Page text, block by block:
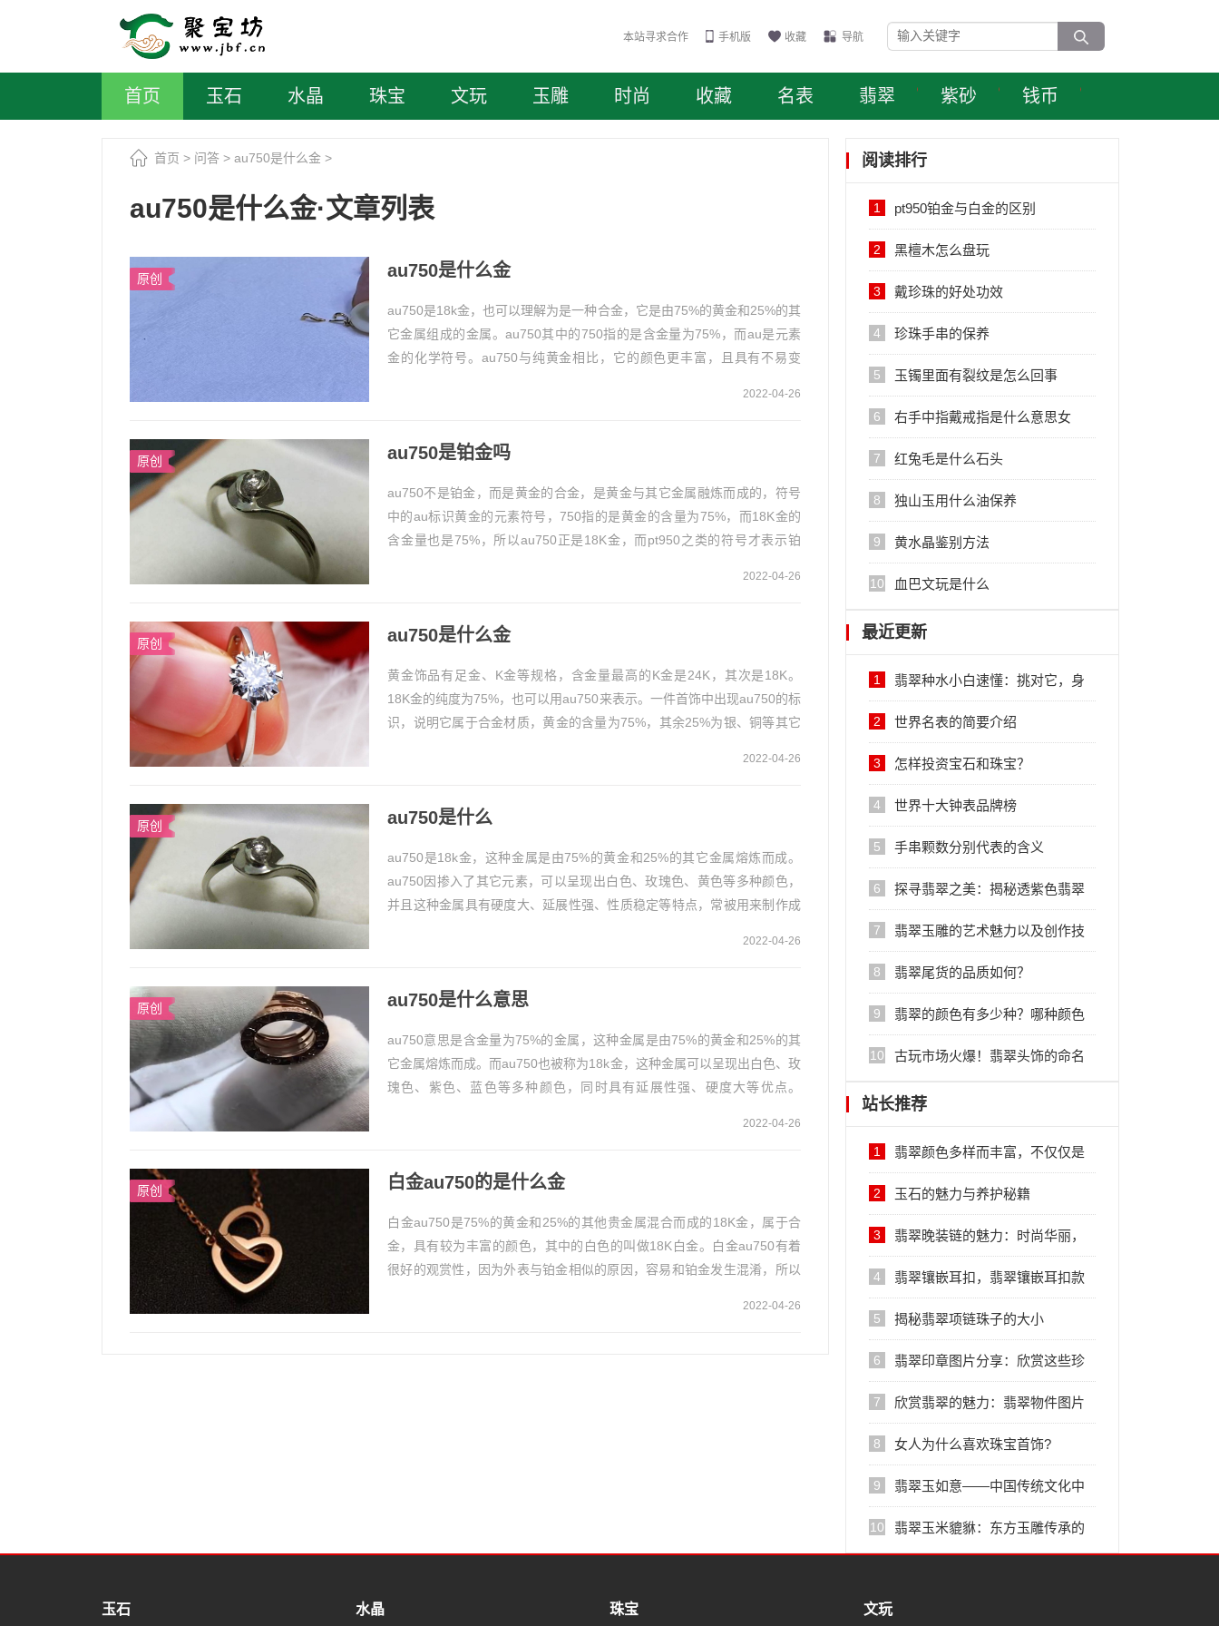
本站寻求合作 手机版 收藏 导航
首页 玉石 水晶 珠宝 文玩 玉雕 时尚 收藏 名表 翡翠 紫砂 钱币
首页 > 问答 > au750是什么金 >
au750是什么金·文章列表
原创 au750是什么金
au750是18k金，也可以理解为是一种合金，它是由75%的黄金和25%的其
它金属组成的金属。au750其中的750指的是含金量为75%，而au是元素
金的化学符号。au750与纯黄金相比，它的颜色更丰富，且具有不易变
2022-04-26
原创 au750是铂金吗
au750不是铂金，而是黄金的合金，是黄金与其它金属融炼而成的，符号
中的au标识黄金的元素符号，750指的是黄金的含量为75%，而18K金的
含金量也是75%，所以au750正是18K金，而pt950之类的符号才表示铂
2022-04-26
原创 au750是什么金
黄金饰品有足金、K金等规格，含金量最高的K金是24K，其次是18K。
18K金的纯度为75%，也可以用au750来表示。一件首饰中出现au750的标
识，说明它属于合金材质，黄金的含量为75%，其余25%为银、铜等其它
2022-04-26
原创 au750是什么
au750是18k金，这种金属是由75%的黄金和25%的其它金属熔炼而成。
au750因掺入了其它元素，可以呈现出白色、玫瑰色、黄色等多种颜色，
并且这种金属具有硬度大、延展性强、性质稳定等特点，常被用来制作成
2022-04-26
原创 au750是什么意思
au750意思是含金量为75%的金属，这种金属是由75%的黄金和25%的其
它金属熔炼而成。而au750也被称为18k金，这种金属可以呈现出白色、玫
瑰色、紫色、蓝色等多种颜色，同时具有延展性强、硬度大等优点。
2022-04-26
原创 白金au750的是什么金
白金au750是75%的黄金和25%的其他贵金属混合而成的18K金，属于合
金，具有较为丰富的颜色，其中的白色的叫做18K白金。白金au750有着
很好的观赏性，因为外表与铂金相似的原因，容易和铂金发生混淆，所以
2022-04-26
阅读排行
1 pt950铂金与白金的区别
2 黑檀木怎么盘玩
3 戴珍珠的好处功效
4 珍珠手串的保养
5 玉镯里面有裂纹是怎么回事
6 右手中指戴戒指是什么意思女
7 红兔毛是什么石头
8 独山玉用什么油保养
9 黄水晶鉴别方法
10 血巴文玩是什么
最近更新
1 翡翠种水小白速懂：挑对它，身
价差十倍
2 世界名表的简要介绍
3 怎样投资宝石和珠宝？
4 世界十大钟表品牌榜
5 手串颗数分别代表的含义
6 探寻翡翠之美：揭秘透紫色翡翠
的魅力与价值
7 翡翠玉雕的艺术魅力以及创作技
巧
8 翡翠尾货的品质如何？
9 翡翠的颜色有多少种？哪种颜色
更好？
10 古玩市场火爆！翡翠头饰的命名
和图片一次get！
站长推荐
1 翡翠颜色多样而丰富，不仅仅是
绿色
2 玉石的魅力与养护秘籍
3 翡翠晚装链的魅力：时尚华丽，
高雅典雅
4 翡翠镶嵌耳扣，翡翠镶嵌耳扣款
式精美多样，为您展示翡翠耳扣
的全貌
5 揭秘翡翠项链珠子的大小
6 翡翠印章图片分享：欣赏这些珍
贵的宝石印章
7 欣赏翡翠的魅力：翡翠物件图片
大全
8 女人为什么喜欢珠宝首饰?
9 翡翠玉如意——中国传统文化中
的幸福符号
10 翡翠玉米貔貅：东方玉雕传承的
玉石 水晶 珠宝 文玩